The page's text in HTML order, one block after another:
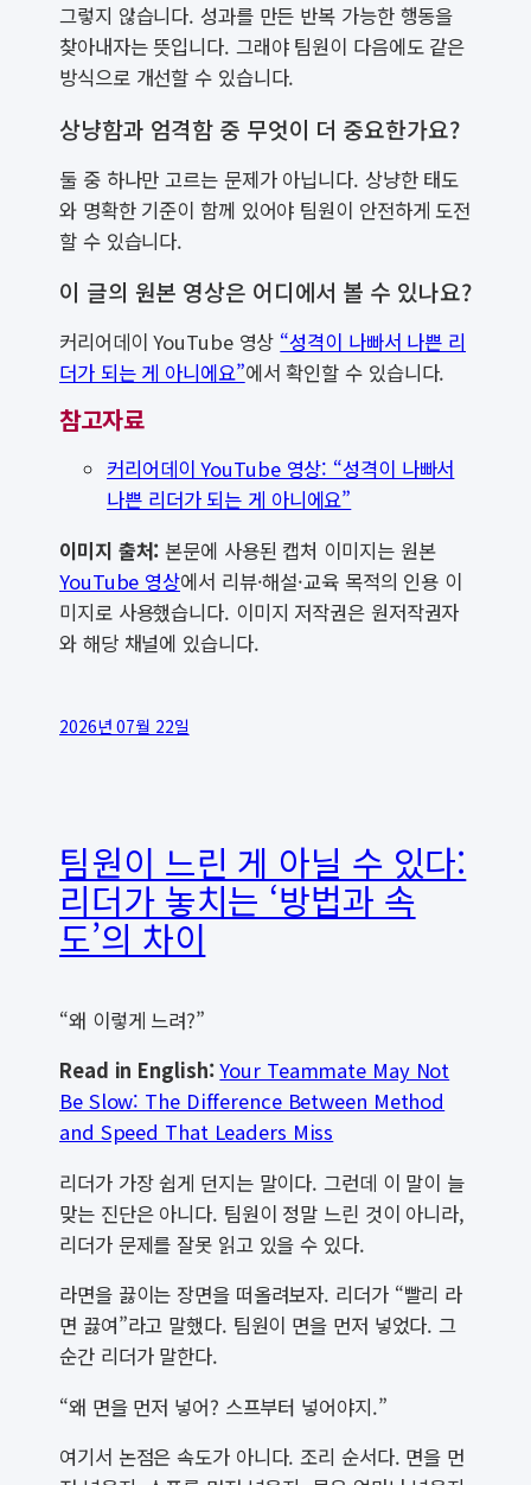
그렇지 않습니다. 성과를 만든 반복 가능한 행동을
찾아내자는 뜻입니다. 그래야 팀원이 다음에도 같은
방식으로 개선할 수 있습니다.
상냥함과 엄격함 중 무엇이 더 중요한가요?
둘 중 하나만 고르는 문제가 아닙니다. 상냥한 태도
와 명확한 기준이 함께 있어야 팀원이 안전하게 도전
할 수 있습니다.
이 글의 원본 영상은 어디에서 볼 수 있나요?
커리어데이 YouTube 영상 “성격이 나빠서 나쁜 리
더가 되는 게 아니에요”에서 확인할 수 있습니다.
참고자료
커리어데이 YouTube 영상: “성격이 나빠서
나쁜 리더가 되는 게 아니에요”
이미지 출처: 본문에 사용된 캡처 이미지는 원본
YouTube 영상에서 리뷰·해설·교육 목적의 인용 이
미지로 사용했습니다. 이미지 저작권은 원저작권자
와 해당 채널에 있습니다.
2026년 07월 22일
팀원이 느린 게 아닐 수 있다:
리더가 놓치는 ‘방법과 속
도’의 차이
“왜 이렇게 느려?”
Read in English: Your Teammate May Not
Be Slow: The Difference Between Method
and Speed That Leaders Miss
리더가 가장 쉽게 던지는 말이다. 그런데 이 말이 늘
맞는 진단은 아니다. 팀원이 정말 느린 것이 아니라,
리더가 문제를 잘못 읽고 있을 수 있다.
라면을 끓이는 장면을 떠올려보자. 리더가 “빨리 라
면 끓여”라고 말했다. 팀원이 면을 먼저 넣었다. 그
순간 리더가 말한다.
“왜 면을 먼저 넣어? 스프부터 넣어야지.”
여기서 논점은 속도가 아니다. 조리 순서다. 면을 먼